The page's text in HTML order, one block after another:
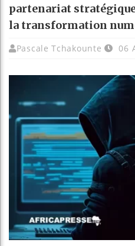
partenariat stratégique
la transformation
Pascale Tchakounte 06